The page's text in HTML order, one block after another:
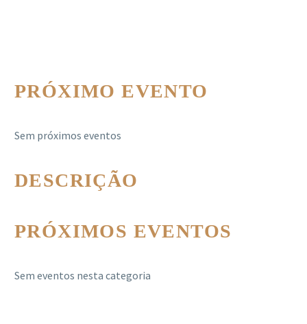
PRÓXIMO EVENTO
Sem próximos eventos
DESCRIÇÃO
PRÓXIMOS EVENTOS
Sem eventos nesta categoria